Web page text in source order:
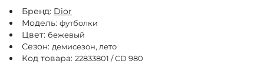
Бренд: Dior
Модель: футболки
Цвет: бежевый
Сезон: демисезон, лето
Код товара: 22833801 / CD 980